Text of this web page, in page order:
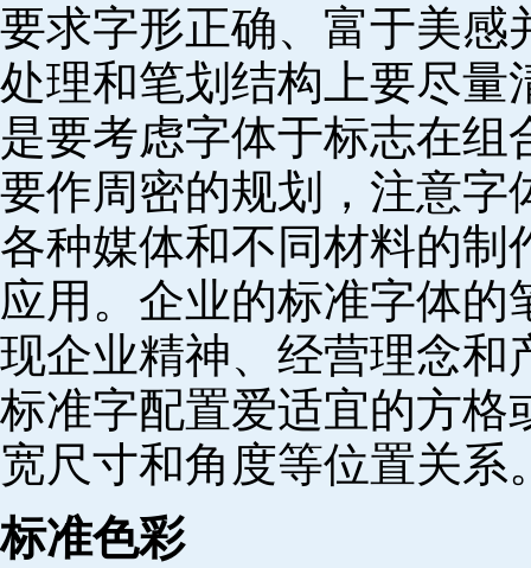
要求字形正确、富于美感
处理和笔划结构上要尽量
是要考虑字体于标志在
要作周密的规划，注意字
各种媒体和不同材料的制
应用。企业的标准字体
现企业精神、经营理念和
标准字配置爱适宜的方格
宽尺寸和角度等位置关系
标准色彩